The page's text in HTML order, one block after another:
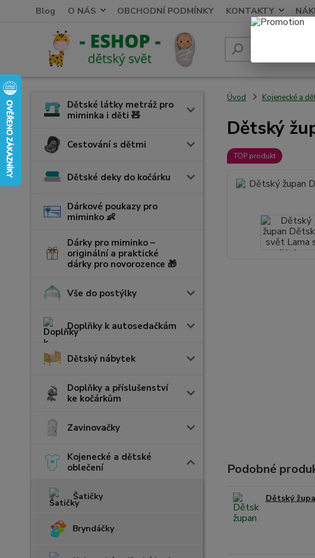
Blog O NÁS OBCHODNÍ PODMÍNKY KONTAKTY
Dětské látky metráž pro
miminka i děti 🧸
Cestování s dětmi
Dětské deky do kočárku
Dárkové poukazy pro
miminko 👶
Dárky pro miminko –
originální a praktické
dárky pro novorozence 🎁
Vše do postýlky
Doplňky k autosedačkám
Dětský nábytek
Doplňky a příslušenství
ke kočárkům
Zavinovačky
Kojenecké a dětské
oblečení
Šatičky
Bryndáčky
Úvod Kojenecké a
Dětský
TOP produkt
Podobné
Dětský